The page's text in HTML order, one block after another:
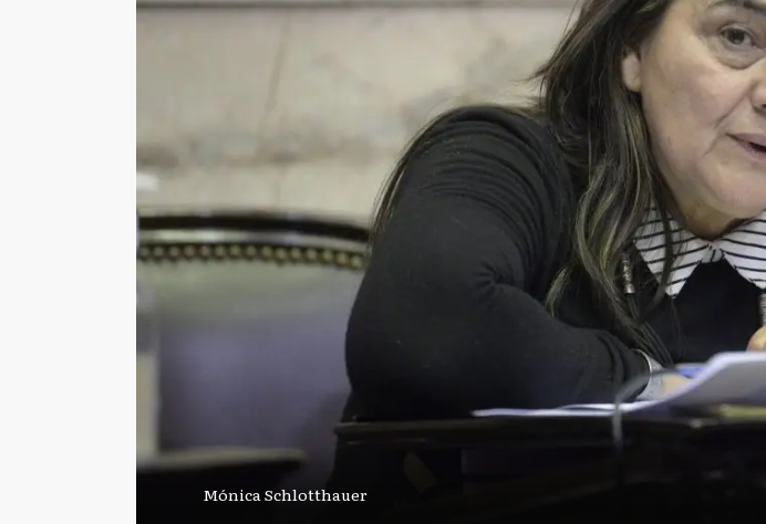
Mónica Schlotthauer